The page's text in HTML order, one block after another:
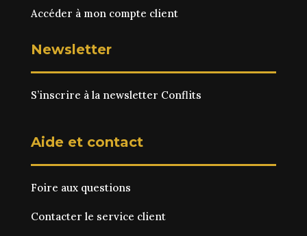
Accéder à mon compte client
Newsletter
S’inscrire à la newsletter Conflits
Aide et contact
Foire aux questions
Contacter le service client